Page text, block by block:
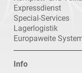
Expressdienst
Special-Services
Lagerlogistik
Europaweite
Info